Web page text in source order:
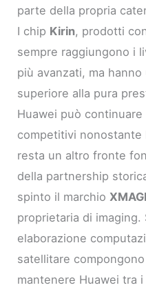
parte della propria
I chip Kirin, prodotti
sempre raggiungono i
più avanzati, ma
superiore alla pura
Huawei può
competitivi
resta un altro fronte
della partnership
spinto il marchio
proprietaria di
elaborazione
satellitare
mantenere Huawei tra